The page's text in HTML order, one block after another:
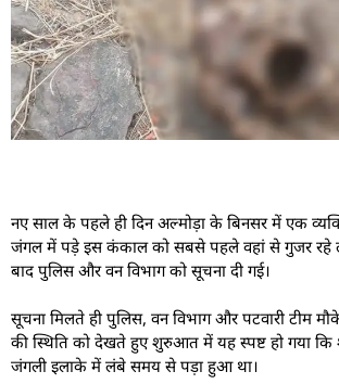
नए साल के पहले ही दिन अल्मोड़ा के बिनसर में एक
जंगल में पड़े इस कंकाल को सबसे पहले वहां से गुजर रहे
बाद पुलिस और वन विभाग को सूचना दी गई।
सूचना मिलते ही पुलिस, वन विभाग और पटवारी टीम
की स्थिति को देखते हुए शुरुआत में यह स्पष्ट हो गया
जंगली इलाके में लंबे समय से पड़ा हुआ था।